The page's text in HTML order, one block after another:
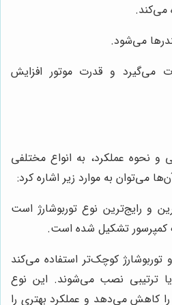
می‌کند.
می‌شود.
می‌گیرد و قدرت موتور افزایش
و نحوه عملکرد، به انواع مختلفی
می‌توان به موارد زیر اشاره کرد:
و رایج‌ترین نوع توربوشارژ است
کمپرسور تشکیل شده است.
توربوشارژ کوچک‌تر استفاده می‌کند
ترتیبی نصب می‌شوند. این نوع
را کاهش می‌دهد و عملکرد بهتری را